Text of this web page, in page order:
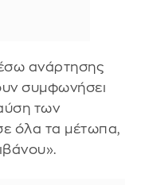
ανάρτησης
συμφωνήσει
των
όλα τα μέτωπα,